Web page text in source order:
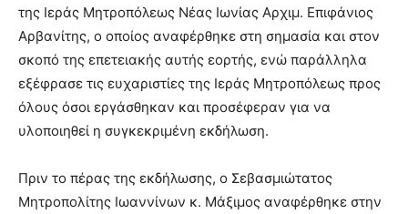
της Ιεράς Μητροπόλεως Νέας Ιωνίας Αρχιμ. Επιφάνιος
Αρβανίτης, ο οποίος αναφέρθηκε στη σημασία και στον
σκοπό της επετειακής αυτής εορτής, ενώ παράλληλα
εξέφρασε τις ευχαριστίες της Ιεράς Μητροπόλεως προς
όλους όσοι εργάσθηκαν και προσέφεραν για να
υλοποιηθεί η συγκεκριμένη εκδήλωση.
Πριν το πέρας της εκδήλωσης, ο Σεβασμιώτατος
Μητροπολίτης Ιωαννίνων κ. Μάξιμος αναφέρθηκε στην